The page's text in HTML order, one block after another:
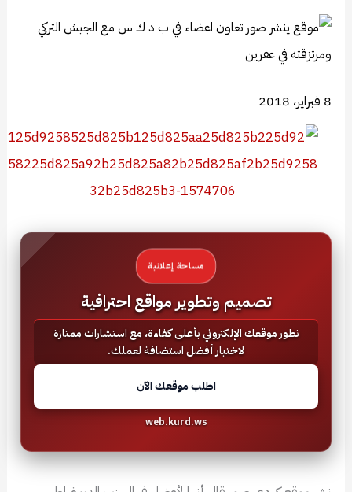
8 فبراير، 2018
مساحة إعلانية
تصميم وتطوير مواقع احترافية
نطور موقعك الإلكتروني بأعلى كفاءة، مع استشارات ممتازة
لاختيار أفضل استضافة لعملك.
اطلب موقعك الآن
web.kurd.ws